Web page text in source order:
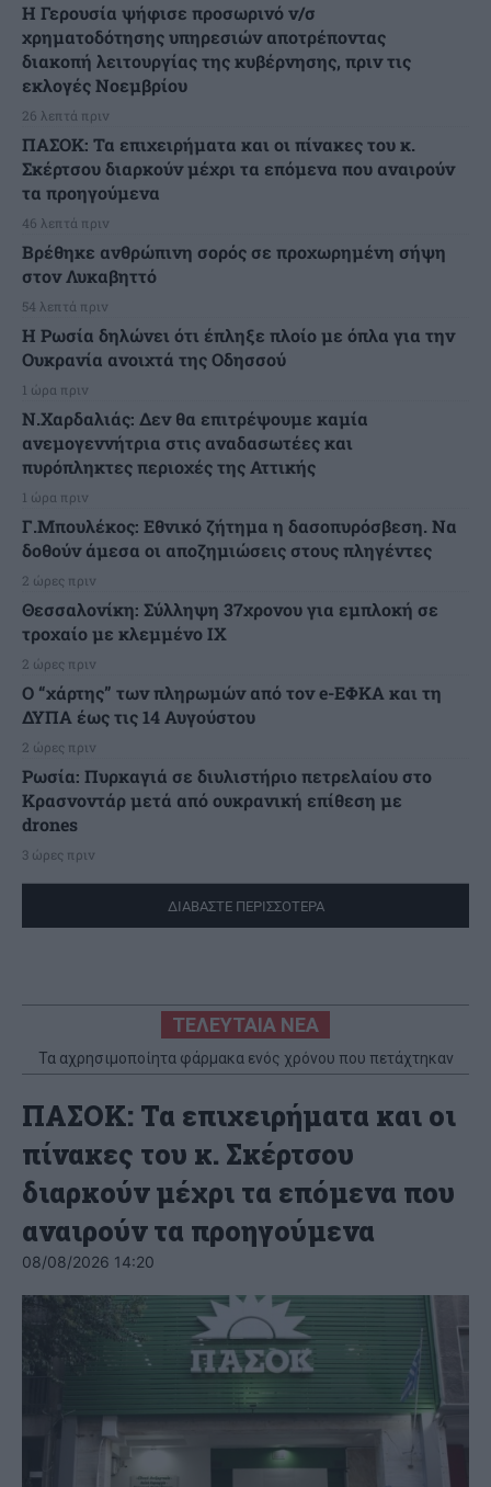
Η Γερουσία ψήφισε προσωρινό ν/σ
χρηματοδότησης υπηρεσιών αποτρέποντας
διακοπή λειτουργίας της κυβέρνησης, πριν τις
εκλογές Νοεμβρίου
26 λεπτά πριν
ΠΑΣΟΚ: Τα επιχειρήματα και οι πίνακες του κ.
Σκέρτσου διαρκούν μέχρι τα επόμενα που αναιρούν
τα προηγούμενα
46 λεπτά πριν
Βρέθηκε ανθρώπινη σορός σε προχωρημένη σήψη
στον Λυκαβηττό
54 λεπτά πριν
Η Ρωσία δηλώνει ότι έπληξε πλοίο με όπλα για την
Ουκρανία ανοιχτά της Οδησσού
1 ώρα πριν
Ν.Χαρδαλιάς: Δεν θα επιτρέψουμε καμία
ανεμογεννήτρια στις αναδασωτέες και
πυρόπληκτες περιοχές της Αττικής
1 ώρα πριν
Γ.Μπουλέκος: Εθνικό ζήτημα η δασοπυρόσβεση. Να
δοθούν άμεσα οι αποζημιώσεις στους πληγέντες
2 ώρες πριν
Θεσσαλονίκη: Σύλληψη 37χρονου για εμπλοκή σε
τροχαίο με κλεμμένο ΙΧ
2 ώρες πριν
Ο “χάρτης” των πληρωμών από τον e-ΕΦΚΑ και τη
ΔΥΠΑ έως τις 14 Αυγούστου
2 ώρες πριν
Ρωσία: Πυρκαγιά σε διυλιστήριο πετρελαίου στο
Κρασνοντάρ μετά από ουκρανική επίθεση με
drones
3 ώρες πριν
ΔΙΑΒΑΣΤΕ ΠΕΡΙΣΣΟΤΕΡΑ